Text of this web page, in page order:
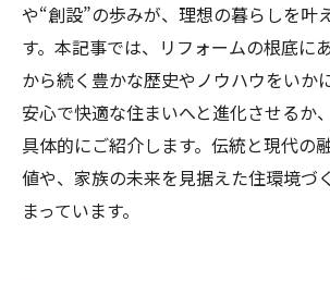
や“創設”の歩みが、理想の暮らしを叶
す。本記事では、リフォームの根底に
から続く豊かな歴史やノウハウをいか
安心で快適な住まいへと進化させるか
具体的にご紹介します。伝統と現代の
値や、家族の未来を見据えた住環境づ
まっています。